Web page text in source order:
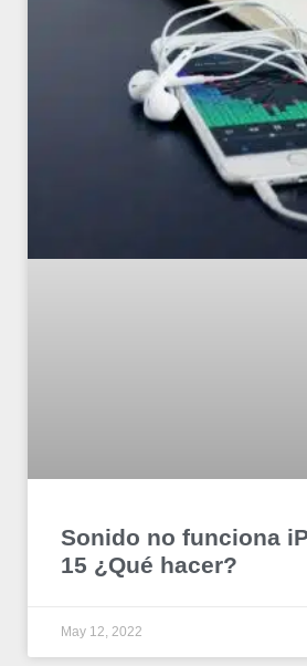
Sonido no funciona
15 ¿Qué hacer?
May 12, 2022